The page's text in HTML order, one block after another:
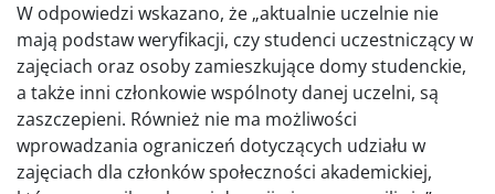
W odpowiedzi wskazano, że „aktualnie uczelnie nie
mają podstaw weryfikacji, czy studenci uczestniczący w
zajęciach oraz osoby zamieszkujące domy studenckie,
a także inni członkowie wspólnoty danej uczelni, są
zaszczepieni. Również nie ma możliwości
wprowadzania ograniczeń dotyczących udziału w
zajęciach dla członków społeczności akademickiej,